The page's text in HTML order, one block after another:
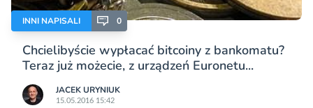
INNI NAPISALI 0
Chcielibyście wypłacać bitcoiny z bankomatu?
Teraz już możecie, z urządzeń Euronetu...
JACEK URYNIUK
15.05.2016 15:42